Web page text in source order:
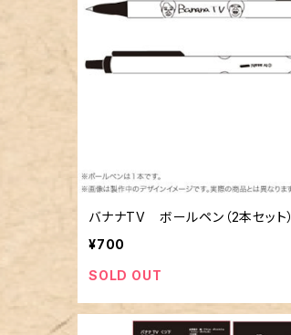
バナナTV ボールペン（2本セット）
¥700
SOLD OUT